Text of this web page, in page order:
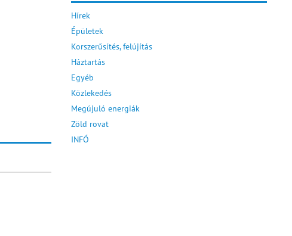
Hírek
Épületek
Korszerűsítés, felújítás
Háztartás
Egyéb
Közlekedés
Megújuló energiák
Zöld rovat
INFÓ